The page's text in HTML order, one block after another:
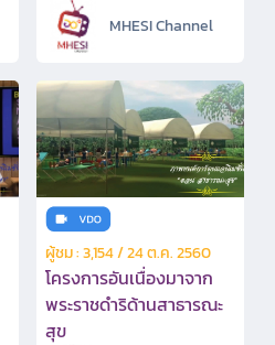
MHESI Channel
ผู้ชม : 3,154 / 24 ต.ค. 2560
โครงการอันเนื่องมาจาก
พระราชดำริด้านสาธารณะ
สุข